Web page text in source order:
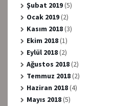
Şubat 2019(5)
Ocak 2019(2)
Kasım 2018(3)
Ekim 2018(1)
Eylül 2018(2)
Ağustos 2018(2)
Temmuz 2018(2)
Haziran 2018(4)
Mayıs 2018(5)